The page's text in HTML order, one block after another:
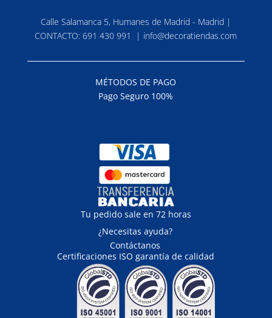
Calle Salamanca 5, Humanes de Madrid - Madrid |
CONTACTO:691 430 991 | info@decoratiendas.com
MÉTODOS DE PAGO
Pago Seguro 100%
Tu pedido sale en 72 horas
¿Necesitas ayuda?
Contáctanos
Certificaciones ISO garantía de calidad